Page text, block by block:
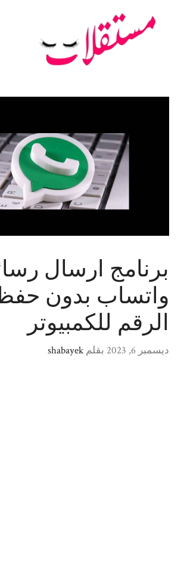
برنامج ارسال
واتساب بدون
الرقم للكمبيوتر
ديسمبر 6, 2023 بقلمshabayek